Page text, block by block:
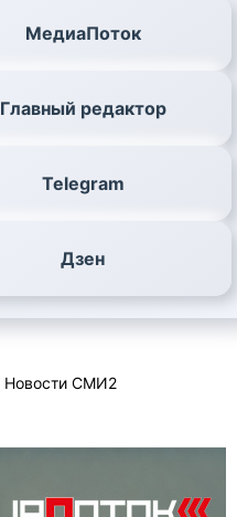
МедиаПоток
Главный редактор
Telegram
Дзен
Новости СМИ2